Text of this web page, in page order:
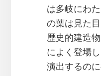
は多岐にわ
の葉は見た
歴史的建造
によく登場
演出するの